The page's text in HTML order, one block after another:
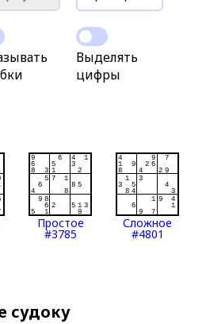
Выделять
цифры
Простое
#3785
Сложное
#4801
судоку